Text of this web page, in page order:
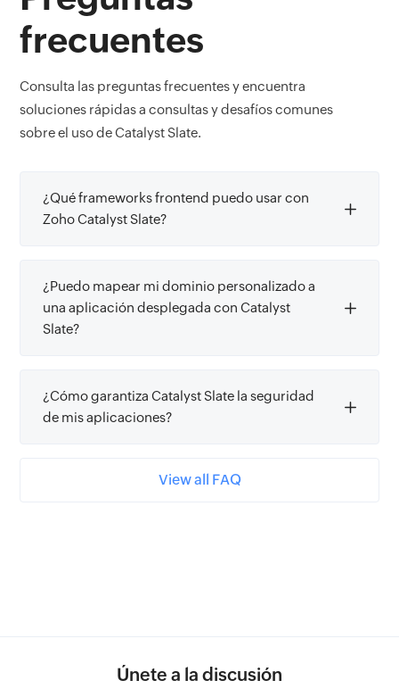
frecuentes
Consulta las preguntas frecuentes y encuentra
soluciones rápidas a consultas y desafíos comunes
sobre el uso de Catalyst Slate.
¿Qué frameworks frontend puedo usar con
Zoho Catalyst Slate?
¿Puedo mapear mi dominio personalizado a
una aplicación desplegada con Catalyst
Slate?
¿Cómo garantiza Catalyst Slate la seguridad
de mis aplicaciones?
View all FAQ
Únete a la discusión